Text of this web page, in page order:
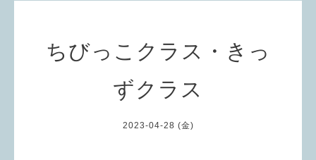
ちびっこクラス・きっ
ずクラス
2023-04-28 (金)